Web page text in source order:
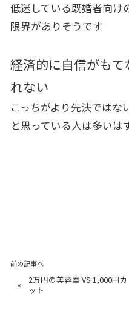
低迷している既婚者向け
限界がありそうです
経済的に自信がも
れない
こっちがより先決ではな
と思っている人は多いは
前の記事へ
«
2万円の美容室 VS 1,000円カ
ット